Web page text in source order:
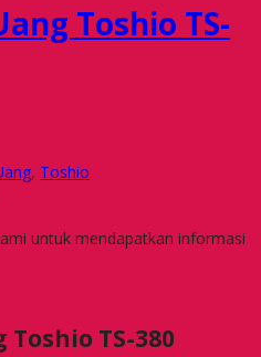
Toshio TS-
, Toshio
untuk mendapatkan informasi
TS-380